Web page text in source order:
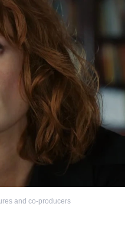
and co-producers